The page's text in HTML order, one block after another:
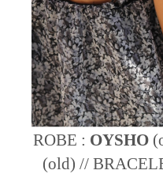
ROBE : OYSHO
(old) //